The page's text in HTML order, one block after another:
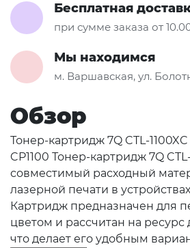
Бесплатная
при сумме заказа от
Мы находимся
м. Варшавская, ул.
Обзор
Тонер-картридж 7Q CTL-
CP1100 Тонер-картридж 7Q
совместимый расходный
лазерной печати в
Картридж предназначен для
цветом и рассчитан на ресурс
что делает его удобным